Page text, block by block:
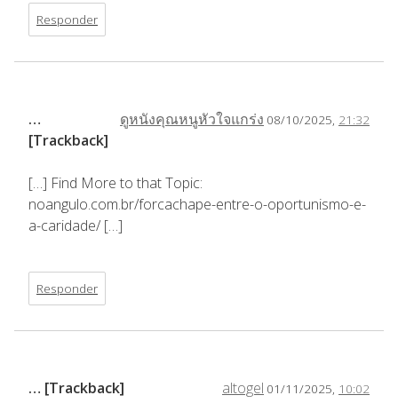
Responder
ดูหนังคุณหนูหัวใจแกร่ง 08/10/2025, 21:32
…
[Trackback]
[…] Find More to that Topic:
noangulo.com.br/forcachape-entre-o-oportunismo-e-
a-caridade/ […]
Responder
altogel 01/11/2025, 10:02
… [Trackback]